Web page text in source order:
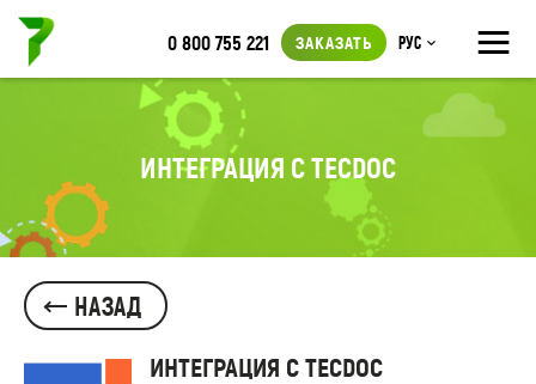
≡
0 800 755 221 ЗАКАЗАТЬ Рус
ИНТЕГРАЦИЯ С TECDOC
НАЗАД
ИНТЕГРАЦИЯ С TECDOC